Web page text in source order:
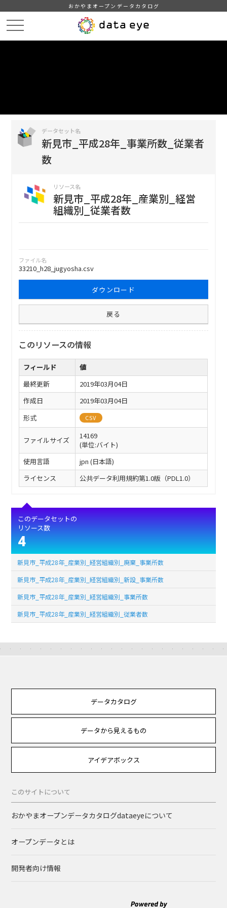
おかやまオープンデータカタログ
データセット名
新見市_平成28年_事業所数_従業者
数
リソース名
新見市_平成28年_産業別_経営
組織別_従業者数
ファイル名
33210_h28_jugyosha.csv
ダウンロード
戻る
このリソースの情報
フィールド
値
最終更新
2019年03月04日
作成日
2019年03月04日
形式
CSV
ファイルサイズ
14169
(単位:バイト)
使用言語
jpn (日本語)
ライセンス
公共データ利用規約第1.0版（PDL1.0）
このデータセットの
リソース数
4
新見市_平成28年_産業別_経営組織別_廃棄_事業所数
新見市_平成28年_産業別_経営組織別_新設_事業所数
新見市_平成28年_産業別_経営組織別_事業所数
新見市_平成28年_産業別_経営組織別_従業者数
データカタログ
データから見えるもの
アイデアボックス
このサイトについて
おかやまオープンデータカタログdataeyeについて
オープンデータとは
開発者向け情報